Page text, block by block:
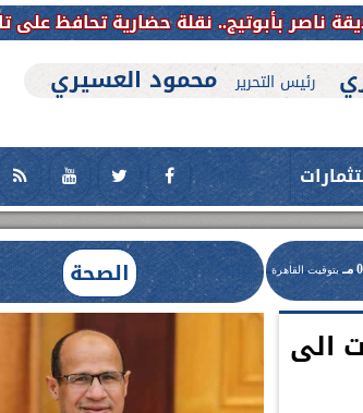
رئيس التحرير محمود العسيري
بتوقيت القاهرة
الى
الصحة